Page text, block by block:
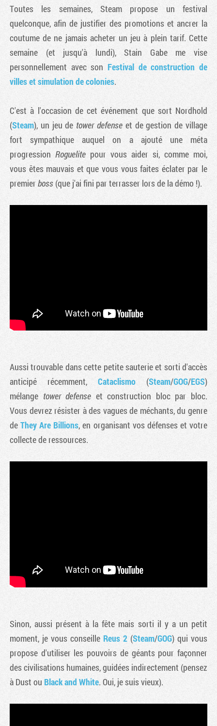
Toutes les semaines, Steam propose un festival
quelconque, afin de justifier des promotions et ancrer la
coutume de ne jamais acheter un jeu à plein tarif. Cette
semaine (et jusqu'à lundi), Stain Gabe me vise
personnellement avec son Festival de construction de
villes et simulation de colonies.
C'est à l'occasion de cet événement que sort Nordhold
(Steam), un jeu de tower defense et de gestion de village
fort sympathique auquel on a ajouté une méta
progression Roguelite pour vous aider si, comme moi,
vous êtes mauvais et que vous vous faites éclater par le
premier boss (que j'ai fini par terrasser lors de la démo !).
Aussi trouvable dans cette petite sauterie et sorti d'accès
anticipé récemment, Cataclismo (Steam/GOG/EGS)
mélange tower defense et construction bloc par bloc.
Vous devrez résister à des vagues de méchants, du genre
deThey Are Billions, en organisant vos défenses et votre
collecte de ressources.
Sinon, aussi présent à la fête mais sorti il y a un petit
moment, je vous conseille Reus 2 (Steam/GOG) qui vous
propose d'utiliser les pouvoirs de géants pour façonner
des civilisations humaines, guidées indirectement (pensez
à Dust ou Black and White. Oui, je suis vieux).